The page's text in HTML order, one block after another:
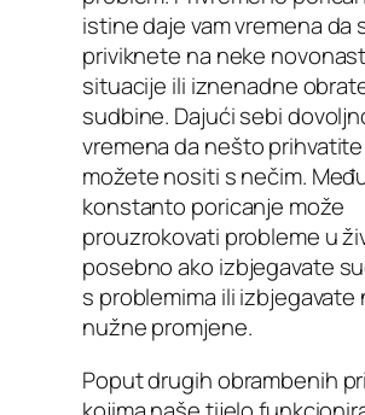
istine daje vam vremena da
priviknete na neke
situacije ili iznenadne
sudbine. Dajući sebi
vremena da nešto
možete nositi s nečim.
konstanto poricanje može
prouzrokovati probleme u
posebno ako izbjegavate
s problemima ili izbjegavate
nužne promjene.
Poput drugih obrambenih